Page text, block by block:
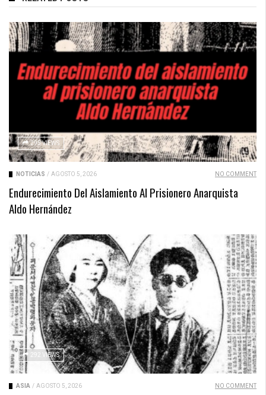
295 VIEWS
NOTICIAS / AGOSTO 5, 2026 NO COMMENT
Endurecimiento Del Aislamiento Al Prisionero Anarquista
Aldo Hernández
292 VIEWS
ASIA / AGOSTO 5, 2026 NO COMMENT